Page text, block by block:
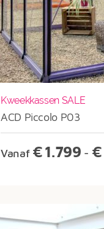
Kweekkassen SALE
ACD Piccolo P03
Vanaf €1.799 - €